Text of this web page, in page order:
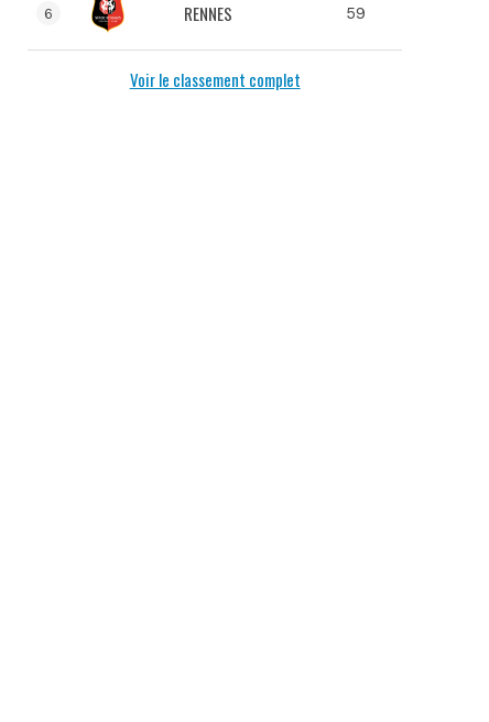
6 RENNES 59
Voir le classement complet